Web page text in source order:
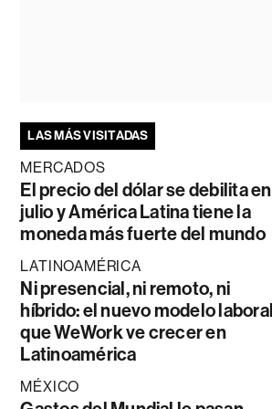
LAS MÁS VISITADAS
MERCADOS
El precio del dólar se debilita en
julio y América Latina tiene la
moneda más fuerte del mundo
LATINOAMÉRICA
Ni presencial, ni remoto, ni
híbrido: el nuevo modelo laboral
que WeWork ve crecer en
Latinoamérica
MÉXICO